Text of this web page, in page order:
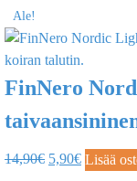
Ale!
FinNero
14,90€ 5,90€ Lisää